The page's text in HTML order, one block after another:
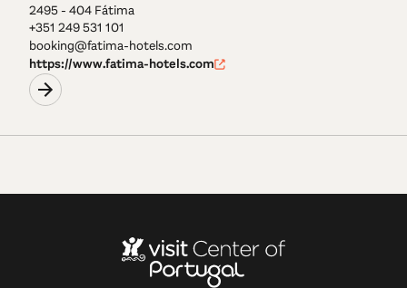
2495 - 404 Fátima
+351 249 531 101
booking@fatima-hotels.com
https://www.fatima-hotels.com